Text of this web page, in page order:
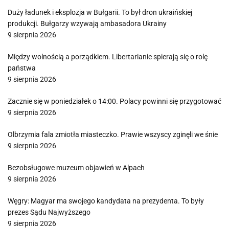
Duży ładunek i eksplozja w Bułgarii. To był dron ukraińskiej
produkcji. Bułgarzy wzywają ambasadora Ukrainy
9 sierpnia 2026
Między wolnością a porządkiem. Libertarianie spierają się o rolę
państwa
9 sierpnia 2026
Zacznie się w poniedziałek o 14:00. Polacy powinni się przygotować
9 sierpnia 2026
Olbrzymia fala zmiotła miasteczko. Prawie wszyscy zginęli we śnie
9 sierpnia 2026
Bezobsługowe muzeum objawień w Alpach
9 sierpnia 2026
Węgry: Magyar ma swojego kandydata na prezydenta. To były
prezes Sądu Najwyższego
9 sierpnia 2026